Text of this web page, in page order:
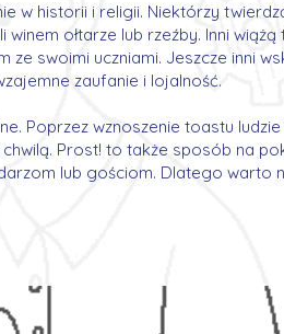
w historii i religii. Niektórzy
ołtarze lub rzeźby. Inni
swoimi uczniami. Jeszcze inni
zaufanie i lojalność.
Poprzez wznoszenie toastu
Prost! to także sposób na
lub gościom. Dlatego warto